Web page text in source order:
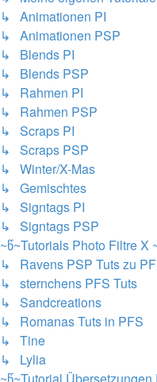
↳ Animationen PI
↳ Animationen PSP
↳ Blends PI
↳ Blends PSP
↳ Rahmen PI
↳ Rahmen PSP
↳ Scraps PI
↳ Scraps PSP
↳ Winter/X-Mas
↳ Gemischtes
↳ Signtags PI
↳ Signtags PSP
~წ~Tutorials Photo Filtre X
↳ Ravens PSP Tuts zu
↳ sternchens PFS Tuts
↳ Sandcreations
↳ Romanas Tuts in PFS
↳ Tine
↳ Lylia